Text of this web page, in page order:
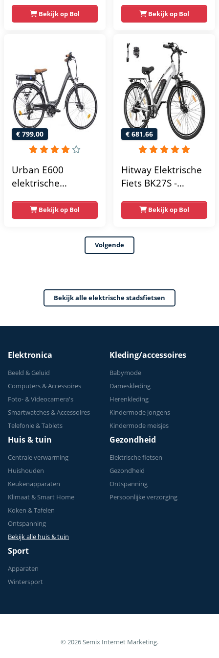
Stadsfiets - 18Ah
Accu tot 120 km
Speed- Aluminium
Frame - Lila
Bekijk op Bol
Stadsfiets - 18Ah
Accu tot 120 km
Bereik - Shimano 7
Speed- Aluminium
Frame - Zwart
Bekijk op Bol
€ 799,00
Urban E600
elektrische
versnellingen - 28
inch - 13Ah
Bekijk op Bol
€ 681,66
Hitway Elektrische
Fiets BK27S -
Commuter EBike
met Afneembare
36V 13Ah Lithium
Batterij -
7 Versnellingen -
IP54 Waterdicht
Bekijk op Bol
Volgende
Bekijk alle elektrische stadsfietsen
Elektronica
Beeld & Geluid
Computers & Accessoires
Foto- & Videocamera's
Smartwatches & Accessoires
Telefonie & Tablets
Kleding/accessoires
Babymode
Dameskleding
Herenkleding
Kindermode jongens
Kindermode meisjes
Huis & tuin
Centrale verwarming
Huishouden
Keukenapparaten
Klimaat & Smart Home
Koken & Tafelen
Ontspanning
Bekijk alle huis & tuin
Gezondheid
Elektrische fietsen
Gezondheid
Ontspanning
Persoonlijke verzorging
Sport
Apparaten
Wintersport
© 2026 Semix Internet Marketing.